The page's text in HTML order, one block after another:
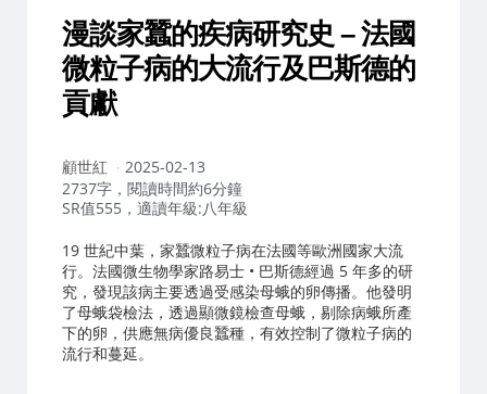
漫談家蠶的疾病研究史 – 法國
微粒子病的大流行及巴斯德的
貢獻
作
者：
顧世紅
2025-02-13
2737字，閱讀時間約6分鐘
SR值555，適讀年級:八年級
19 世紀中葉，家蠶微粒子病在法國等歐洲國家大流
行。法國微生物學家路易士 • 巴斯德經過 5 年多的研
究，發現該病主要透過受感染母蛾的卵傳播。他發明
了母蛾袋檢法，透過顯微鏡檢查母蛾，剔除病蛾所產
下的卵，供應無病優良蠶種，有效控制了微粒子病的
流行和蔓延。